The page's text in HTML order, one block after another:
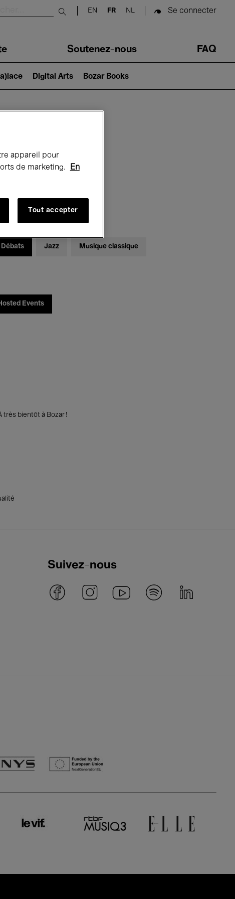
Submit search
EN FR NL Se connecter
Soutenez-nous FAQ
Digital Arts Bozar Books
Débats Jazz Musique classique
Events
très bientôt à Bozar !
Suivez-nous
appareil pour
de marketing.
En
Tout accepter